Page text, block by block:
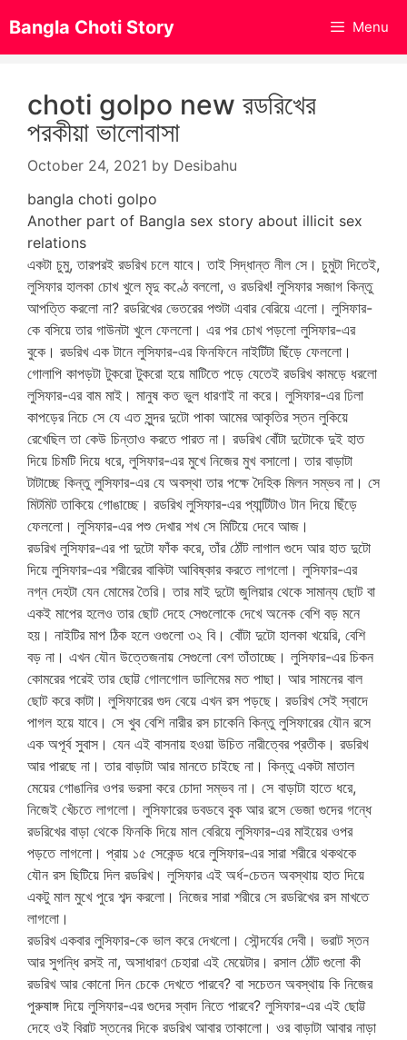
to
content
Bangla Choti Story Menu
choti golpo new রডরিখের
পরকীয়া ভালোবাসা
October 24, 2021 by Desibahu
bangla choti golpo
Another part of Bangla sex story about illicit sex
relations
একটা চুমু, তারপরই রডরিখ চলে যাবে। তাই সিদ্ধান্ত নীল সে। চুমুটা দিতেই,
লুসিফার হালকা চোখ খুলে মৃদু কণ্ঠে বললো, ও রডরিখ! লুসিফার সজাগ কিন্তু
আপত্তি করলো না? রডরিখের ভেতরের পশুটা এবার বেরিয়ে এলো। লুসিফার-
কে বসিয়ে তার গাউনটা খুলে ফেললো। এর পর চোখ পড়লো লুসিফার-এর
বুকে। রডরিখ এক টানে লুসিফার-এর ফিনফিনে নাইটিটা ছিঁড়ে ফেললো।
গোলাপি কাপড়টা টুকরো টুকরো হয়ে মাটিতে পড়ে যেতেই রডরিখ কামড়ে ধরলো
লুসিফার-এর বাম মাই। মানুষ কত ভুল ধারণাই না করে। লুসিফার-এর ঢিলা
কাপড়ের নিচে সে যে এত সুন্দর দুটো পাকা আমের আকৃতির স্তন লুকিয়ে
রেখেছিল তা কেউ চিন্তাও করতে পারত না। রডরিখ বোঁটা দুটোকে দুই হাত
দিয়ে চিমটি দিয়ে ধরে, লুসিফার-এর মুখে নিজের মুখ বসালো। তার বাড়াটা
টাটাচ্ছে কিন্তু লুসিফার-এর যে অবস্থা তার পক্ষে দৈহিক মিলন সম্ভব না। সে
মিটমিট তাকিয়ে গোঙাচ্ছে। রডরিখ লুসিফার-এর প্যান্টিটাও টান দিয়ে ছিঁড়ে
ফেললো। লুসিফার-এর পশু দেখার শখ সে মিটিয়ে দেবে আজ।
রডরিখ লুসিফার-এর পা দুটো ফাঁক করে, তাঁর ঠোঁট লাগাল গুদে আর হাত দুটো
দিয়ে লুসিফার-এর শরীরের বাকিটা আবিষ্কার করতে লাগলো। লুসিফার-এর
নগ্ন দেহটা যেন মোমের তৈরি। তার মাই দুটো জুলিয়ার থেকে সামান্য ছোট বা
একই মাপের হলেও তার ছোট দেহে সেগুলোকে দেখে অনেক বেশি বড় মনে
হয়। নাইটির মাপ ঠিক হলে ওগুলো ৩২ বি। বোঁটা দুটো হালকা খয়েরি, বেশি
বড় না। এখন যৌন উত্তেজনায় সেগুলো বেশ তাঁতাচ্ছে। লুসিফার-এর চিকন
কোমরের পরেই তার ছোট্ট গোলগোল ডালিমের মত পাছা। আর সামনের বাল
ছোট করে কাটা। লুসিফারের গুদ বেয়ে এখন রস পড়ছে। রডরিখ সেই স্বাদে
পাগল হয়ে যাবে। সে খুব বেশি নারীর রস চাকেনি কিন্তু লুসিফারের যৌন রসে
এক অপূর্ব সুবাস। যেন এই বাসনায় হওয়া উচিত নারীত্বের প্রতীক। রডরিখ
আর পারছে না। তার বাড়াটা আর মানতে চাইছে না। কিন্তু একটা মাতাল
মেয়ের গোঙানির ওপর ভরসা করে চোদা সম্ভব না। সে বাড়াটা হাতে ধরে,
নিজেই খেঁচতে লাগলো। লুসিফারের ডবডবে বুক আর রসে ভেজা গুদের গন্ধে
রডরিখের বাড়া থেকে ফিনকি দিয়ে মাল বেরিয়ে লুসিফার-এর মাইয়ের ওপর
পড়তে লাগলো। প্রায় ১৫ সেকেন্ড ধরে লুসিফার-এর সারা শরীরে থকথকে
যৌন রস ছিটিয়ে দিল রডরিখ। লুসিফার এই অর্ধ-চেতন অবস্থায় হাত দিয়ে
একটু মাল মুখে পুরে শব্দ করলো। নিজের সারা শরীরে সে রডরিখের রস মাখতে
লাগলো।
রডরিখ একবার লুসিফার-কে ভাল করে দেখলো। সৌন্দর্যের দেবী। ভরাট স্তন
আর সুগন্ধি রসই না, অসাধারণ চেহারা এই মেয়েটার। রসাল ঠোঁট গুলো কী
রডরিখ আর কোনো দিন চেকে দেখতে পারবে? বা সচেতন অবস্থায় কি নিজের
পুরুষাঙ্গ দিয়ে লুসিফার-এর গুদের স্বাদ নিতে পারবে? লুসিফার-এর এই ছোট্ট
দেহে ওই বিরাট স্তনের দিকে রডরিখ আবার তাকালো। ওর বাড়াটা আবার নাড়া